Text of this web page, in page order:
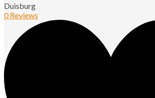
Duisburg
0 Reviews